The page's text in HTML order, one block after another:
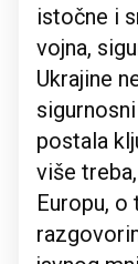
istočne i
vojna,
Ukrajine
postala
više
Europu,